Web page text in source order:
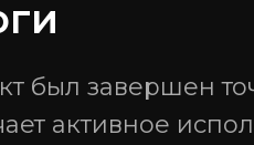
был завершен
активное